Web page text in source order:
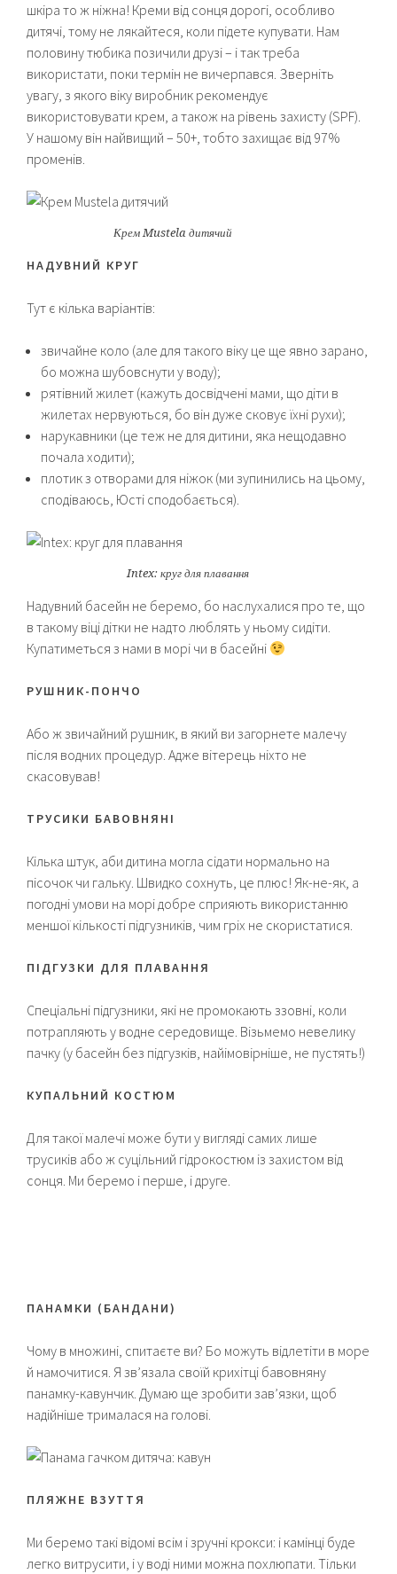
шкіра то ж ніжна! Креми від сонця дорогі, особливо
дитячі, тому не лякайтеся, коли підете купувати. Нам
половину тюбика позичили друзі – і так треба
використати, поки термін не вичерпався. Зверніть
увагу, з якого віку виробник рекомендує
використовувати крем, а також на рівень захисту (SPF).
У нашому він найвищий – 50+, тобто захищає від 97%
променів.
Крем Mustela дитячий
НАДУВНИЙ КРУГ
Тут є кілька варіантів:
звичайне коло (але для такого віку це ще явно зарано,
бо можна шубовснути у воду);
рятівний жилет (кажуть досвідчені мами, що діти в
жилетах нервуються, бо він дуже сковує їхні рухи);
нарукавники (це теж не для дитини, яка нещодавно
почала ходити);
плотик з отворами для ніжок (ми зупинились на цьому,
сподіваюсь, Юсті сподобається).
Intex: круг для плавання
Надувний басейн не беремо, бо наслухалися про те, що
в такому віці дітки не надто люблять у ньому сидіти.
Купатиметься з нами в морі чи в басейні
РУШНИК-ПОНЧО
Або ж звичайний рушник, в який ви загорнете малечу
після водних процедур. Адже вітерець ніхто не
скасовував!
ТРУСИКИ БАВОВНЯНІ
Кілька штук, аби дитина могла сідати нормально на
пісочок чи гальку. Швидко сохнуть, це плюс! Як-не-як, а
погодні умови на морі добре сприяють використанню
меншої кількості підгузників, чим гріх не скористатися.
ПІДГУЗКИ ДЛЯ ПЛАВАННЯ
Спеціальні підгузники, які не промокають ззовні, коли
потрапляють у водне середовище. Візьмемо невелику
пачку (у басейн без підгузків, найімовірніше, не пустять!)
КУПАЛЬНИЙ КОСТЮМ
Для такої малечі може бути у вигляді самих лише
трусиків або ж суцільний гідрокостюм із захистом від
сонця. Ми беремо і перше, і друге.
ПАНАМКИ (БАНДАНИ)
Чому в множині, спитаєте ви? Бо можуть відлетіти в море
й намочитися. Я зв’язала своїй крихітці бавовняну
панамку-кавунчик. Думаю ще зробити зав’язки, щоб
надійніше трималася на голові.
ПЛЯЖНЕ ВЗУТТЯ
Ми беремо такі відомі всім і зручні крокси: і камінці буде
легко витрусити, і у воді ними можна похлюпати. Тільки